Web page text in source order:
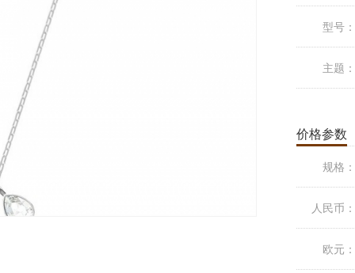
型号：
主题：
价格参数
规格：
人民币：
欧元：